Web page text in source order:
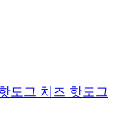
도그 치즈 핫도그